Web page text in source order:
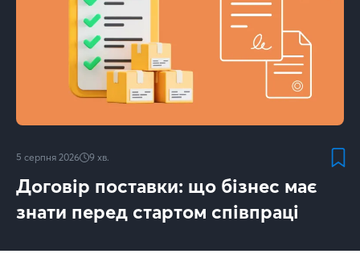
5 серпня 2026 9 хв.
Договір поставки: що бізнес має
знати перед стартом співпраці